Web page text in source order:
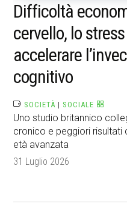
Difficoltà
cervello, lo
accelerare
cognitivo
SOCIETÀ | SOCIALE
Uno studio britannico
cronico e peggiori risultati
età avanzata
31 Luglio 2026